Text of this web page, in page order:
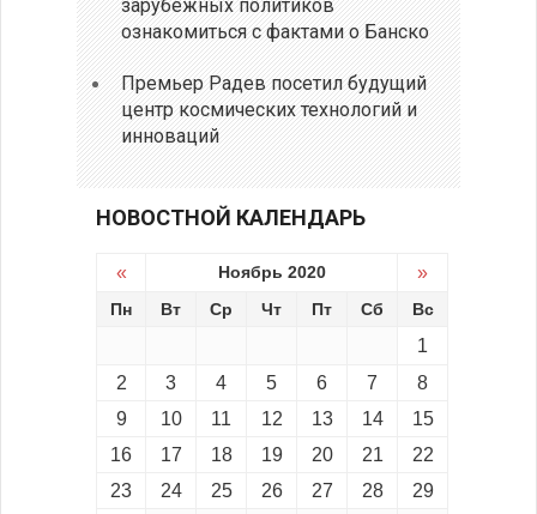
зарубежных политиков
ознакомиться с фактами о Банско
Премьер Радев посетил будущий
центр космических технологий и
инноваций
НОВОСТНОЙ КАЛЕНДАРЬ
« Ноябрь 2020 »
Пн Вт Ср Чт Пт Сб Вс
1
2
3 4 5 6 7
8
9
10 11 12 13 14
15
16
17 18 19 20 21
22
23
24 25 26 27 28 29